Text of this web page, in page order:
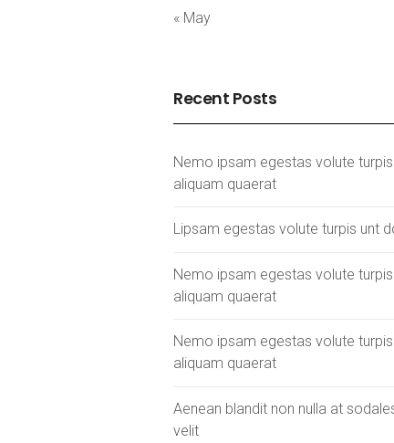
« May
Recent Posts
Nemo ipsam egestas volute
aliquam quaerat
Lipsam egestas volute turpis unt
Nemo ipsam egestas volute
aliquam quaerat
Nemo ipsam egestas volute
aliquam quaerat
Aenean blandit non nulla at
velit